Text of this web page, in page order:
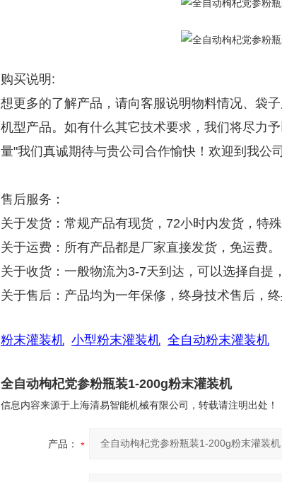
购买说明:
想更多的了解产品，请向客服说明物料情况、袋
机型产品。如有什么其它技术要求，我们将尽力
量"我们真诚期待与贵公司合作愉快！欢迎到我公
售后服务：
关于发货：常规产品有现货，72小时内发货，特殊
关于运费：所有产品都是厂家直接发货，免运费。
关于收货：一般物流为3-7天到达，可以选择自提
关于售后：产品均为一年保修，终身技术售后，终
粉末灌装机 小型粉末灌装机 全自动粉末灌装机
全自动枸杞党参粉瓶装1-200g粉末灌装机
信息内容来源于上海清易智能机械有限公司，转载请注明出处！
产品：